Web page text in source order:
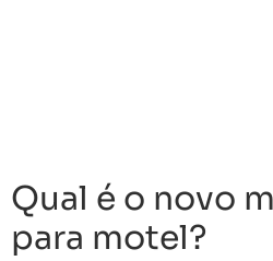
Qual é o novo
para motel?